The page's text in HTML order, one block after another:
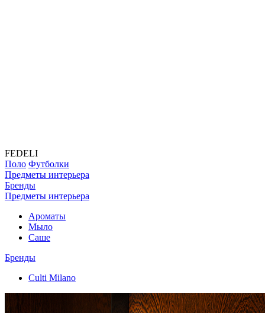
FEDELI
Поло Футболки
Предметы интерьера
Бренды
Предметы интерьера
Ароматы
Мыло
Саше
Бренды
Culti Milano